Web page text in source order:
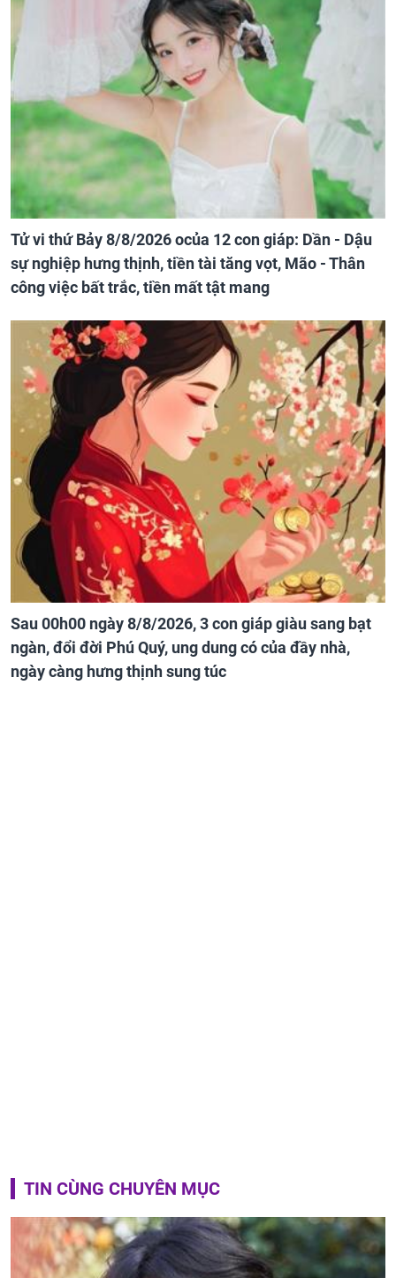
Tử vi thứ Bảy 8/8/2026 ocủa 12 con giáp: Dần - Dậu
sự nghiệp hưng thịnh, tiền tài tăng vọt, Mão - Thân
công việc bất trắc, tiền mất tật mang
Sau 00h00 ngày 8/8/2026, 3 con giáp giàu sang bạt
ngàn, đổi đời Phú Quý, ung dung có của đầy nhà,
ngày càng hưng thịnh sung túc
TIN CÙNG CHUYÊN MỤC